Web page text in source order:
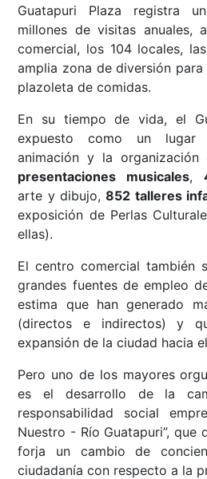
Guatapuri Plaza registra
millones de visitas anuales,
comercial, los 104 locales,
amplia zona de diversión
plazoleta de comidas.
En su tiempo de vida, el
expuesto como un lugar
animación y la
presentaciones musicales,
arte y dibujo,852 talleres
exposición de Perlas
ellas).
El centro comercial también
grandes fuentes de empleo
estima que han generado
(directos e indirectos) y
expansión de la ciudad hacia
Pero uno de los mayores
es el desarrollo de la
responsabilidad social
Nuestro - Río Guatapuri”,
forja un cambio de
ciudadanía con respecto a la